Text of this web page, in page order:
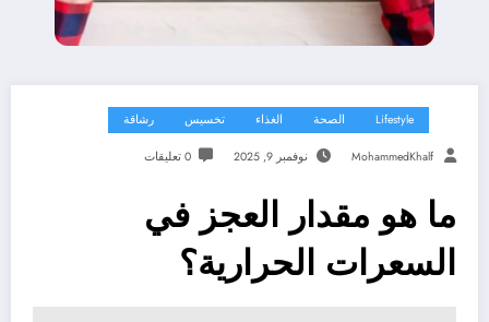
Lifestyle الصحة الغذاء تخسيس رشاقة
MohammedKhalf نوفمبر 9, 2025 0 تعليقات
ما هو مقدار العجز في
السعرات الحرارية؟